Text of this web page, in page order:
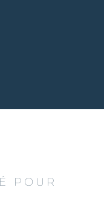
POUR